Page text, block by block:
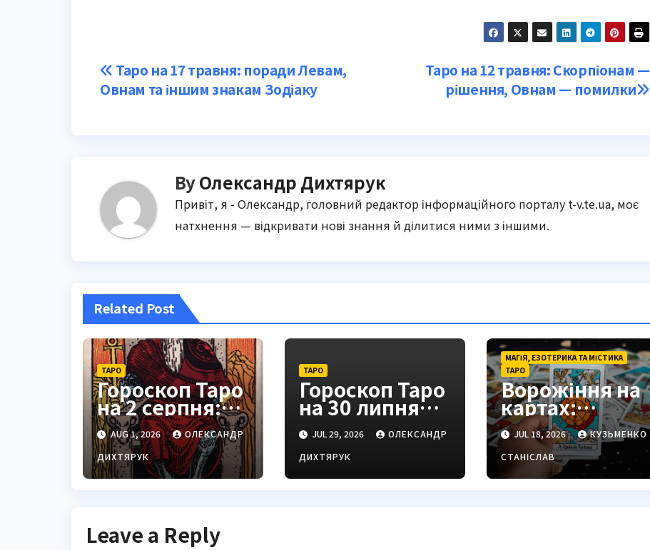
Post
navigation
Таро на 12 травня: Скорпіонам —
рішення, Овнам — помилки
Таро на 17 травня: поради Левам,
Овнам та іншим знакам Зодіаку
ByОлександр Дихтярук
Привіт, я - Олександр, головний редактор інформаційного порталу t-v.te.ua, моє
натхнення — відкривати нові знання й ділитися ними з іншими.
Related Post
ТАРО
Гороскоп Таро
на 2 серпня:
виклики
Левам і
Козерогам
AUG 1, 2026
ОЛЕКСАНДР
ДИХТЯРУК
ТАРО
Гороскоп Таро
на 30 липня
2026: баланс і
зміни для
знаків
JUL 29, 2026
ОЛЕКСАНДР
ДИХТЯРУК
МАГІЯ, ЕЗОТЕРИКА ТА МІСТИКА
ТАРО
Ворожіння на
картах:
повний
посібник для
початківців і
просунутих
JUL 18, 2026
КУЗЬМЕНКО
СТАНІСЛАВ
Leave a Reply